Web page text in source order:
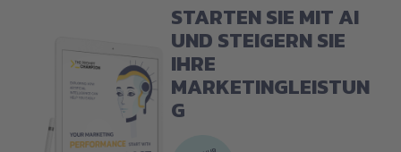
STARTEN SIE MIT AI
UND STEIGERN SIE
IHRE
MARKETINGLEISTUN
G